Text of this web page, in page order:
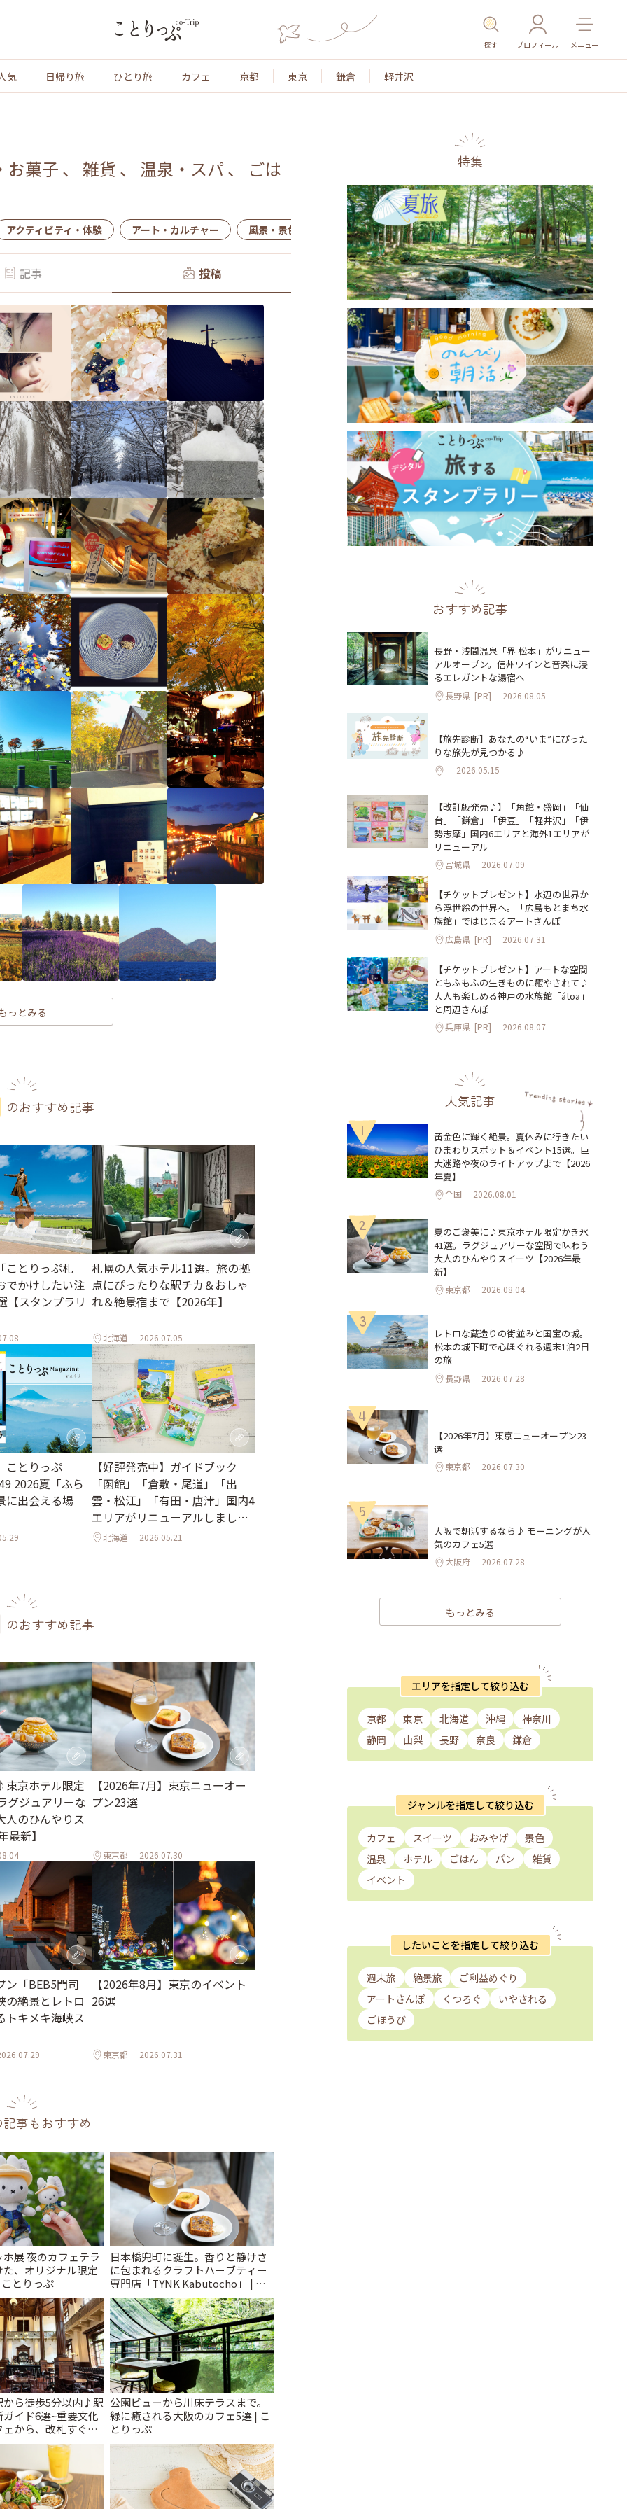
探す プロフィール メニュー
気 日帰り旅 ひとり旅 カフェ 京都 東京 鎌倉 軽井沢
お菓子 、 雑貨 、 温泉・スパ 、 ごは
アクティビティ・体験 アート・カルチャー 風景・景色 名所・旧跡 温泉・スパ その他施設 ごはん
記事 投稿
っとみる
のおすすめ記事
ことりっぷ札
でかけしたい注
【スタンプラリ
札幌の人気ホテル11選。旅の拠
点にぴったりな駅チカ＆おしゃ
れ＆絶景宿まで【2026年】
北海道 2026.07.05
ことりっぷ
2026夏「ふら
に出会える場
【好評発売中】ガイドブック
「函館」「倉敷・尾道」「出
雲・松江」「有田・唐津」国内4
エリアがリニューアルしました
♪北海道 2026.05.21
のおすすめ記事
京ホテル限定
グジュアリーな
人のひんやりス
最新】
【2026年7月】東京ニューオー
プン23選
東京都 2026.07.30
ン「BEB5門司
の絶景とレトロ
トキメキ海峡ス
【2026年8月】東京のイベント
26選
東京都 2026.07.31
事もおすすめ
展 夜のカフェテラ
、オリジナル限定
とりっぷ
日本橋兜町に誕生。香りと静けさ
に包まれるクラフトハーブティー
専門店「TYNK Kabutocho」 | こ
とりっぷ
から徒歩5分以内♪駅
イド6選~重要文化
から、改札すぐの
~ | ことりっぷ
公園ビューから川床テラスまで。
緑に癒される大阪のカフェ5選 | こ
とりっぷ
特集
おすすめ記事
長野・浅間温泉「界 松本」がリニュー
アルオープン。信州ワインと音楽に浸
るエレガントな湯宿へ
長野県 [PR] 2026.08.05
【旅先診断】あなたの“いま”にぴった
りな旅先が見つかる♪
2026.05.15
【改訂版発売♪】「角館・盛岡」「仙
台」「鎌倉」「伊豆」「軽井沢」「伊
勢志摩」国内6エリアと海外1エリアが
リニューアル
宮城県 2026.07.09
【チケットプレゼント】水辺の世界か
ら浮世絵の世界へ。「広島もとまち水
族館」ではじまるアートさんぽ
広島県 [PR] 2026.07.31
【チケットプレゼント】アートな空間
ともふもふの生きものに癒やされて♪
大人も楽しめる神戸の水族館「átoa」
と周辺さんぽ
兵庫県 [PR] 2026.08.07
人気記事
1
黄金色に輝く絶景。夏休みに行きたい
ひまわりスポット＆イベント15選。巨
大迷路や夜のライトアップまで【2026
年夏】
全国 2026.08.01
2
夏のご褒美に♪東京ホテル限定かき氷
41選。ラグジュアリーな空間で味わう
大人のひんやりスイーツ【2026年最
新】
東京都 2026.08.04
3
レトロな蔵造りの街並みと国宝の城。
松本の城下町で心ほぐれる週末1泊2日
の旅
長野県 2026.07.28
4
【2026年7月】東京ニューオープン23
選
東京都 2026.07.30
5
大阪で朝活するなら♪ モーニングが人
気のカフェ5選
大阪府 2026.07.28
もっとみる
エリアを指定して絞り込む
京都 東京 北海道 沖縄
神奈川
静岡
山梨 長野 奈良 鎌倉
ジャンルを指定して絞り込む
カフェ スイーツ おみやげ
景色
温泉
ホテル ごはん パン
雑貨
イベント
したいことを指定して絞り込む
週末旅 絶景旅
ご利益めぐり
アートさんぽ
くつろぐ
いやされる
ごほうび